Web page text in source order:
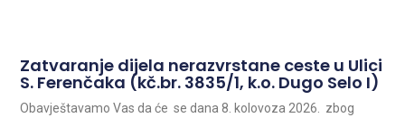
Zatvaranje dijela nerazvrstane ceste u Ulici
S. Ferenčaka (kč.br. 3835/1, k.o. Dugo Selo I)
Obavještavamo Vas da će se dana 8. kolovoza 2026. zbog